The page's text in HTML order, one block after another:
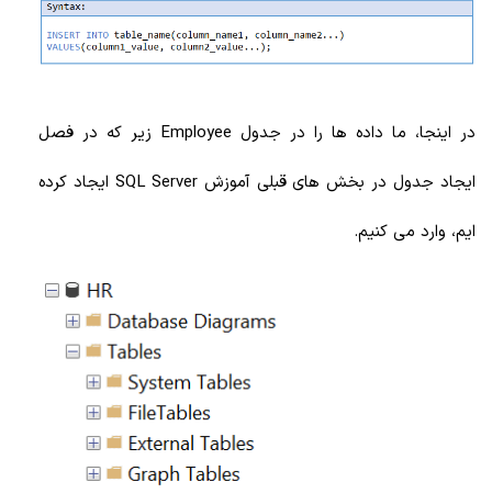
در اینجا، ما داده ها را در جدول Employee زیر که در فصل
ایجاد جدول در بخش های قبلی آموزش SQL Server ایجاد کرده
ایم، وارد می کنیم.